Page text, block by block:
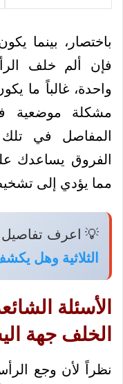
باختصار، بينما
فإن ألم خلف
واحدة، غالباً ما
مشكلة موضعية
المفاصل في تلك
الفروق يساعدك
مما يؤدي إلى
💡 اعرف تفاصيل
الثلاثية وهل
الأسئلة
الخلف جهة
نظراً لأن وجع